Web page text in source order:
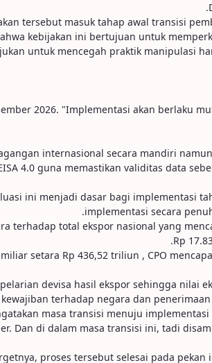
tersebut masuk tahap awal transisi
kebijakan ini bertujuan untuk
untuk mencegah praktik manipulasi
2026. "Implementasi akan berlaku
internasional secara mandiri
4.0 guna memastikan validitas data
ini menjadi dasar bagi implementasi
implementasi secara
total ekspor nasional yang
Rp
setara Rp 436,52 triliun , CPO
devisa hasil ekspor sehingga nilai
terhadap negara dan
masa transisi menuju
Dan di dalam masa transisi ini, tadi
proses tersebut selesai pada